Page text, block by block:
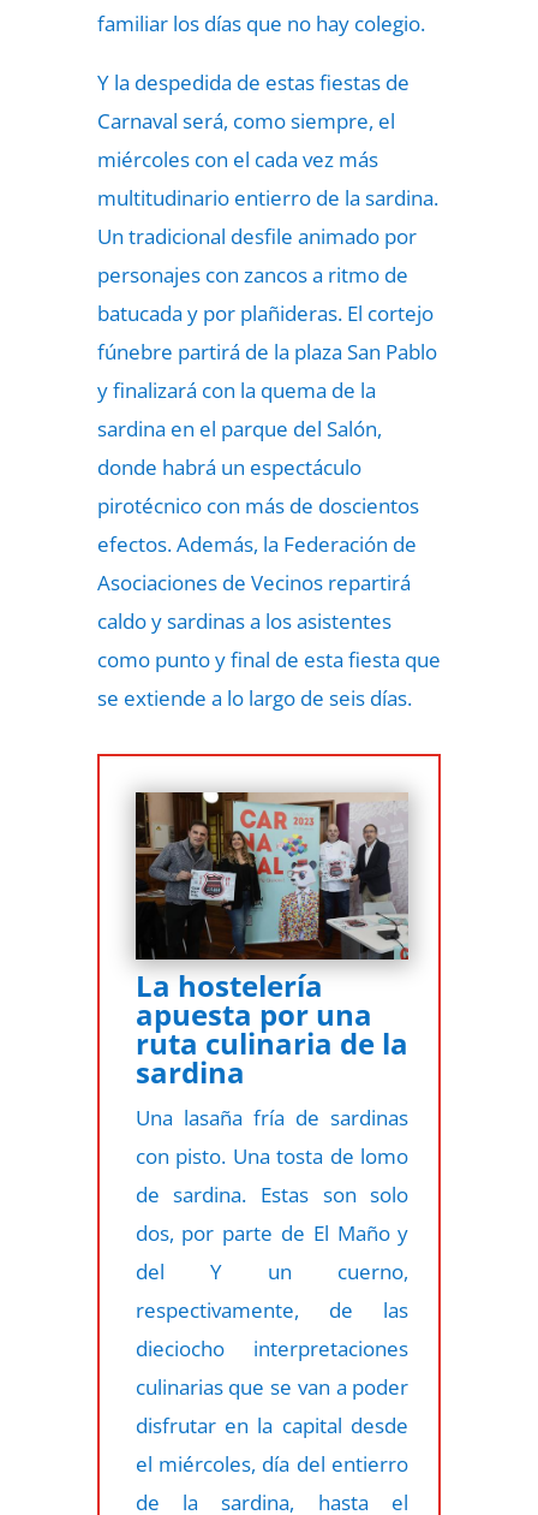
familiar los días que no hay colegio.
Y la despedida de estas fiestas de
Carnaval será, como siempre, el
miércoles con el cada vez más
multitudinario entierro de la sardina.
Un tradicional desfile animado por
personajes con zancos a ritmo de
batucada y por plañideras. El cortejo
fúnebre partirá de la plaza San Pablo
y finalizará con la quema de la
sardina en el parque del Salón,
donde habrá un espectáculo
pirotécnico con más de doscientos
efectos. Además, la Federación de
Asociaciones de Vecinos repartirá
caldo y sardinas a los asistentes
como punto y final de esta fiesta que
se extiende a lo largo de seis días.
La hostelería
apuesta por una
ruta culinaria de la
sardina
Una lasaña fría de sardinas
con pisto. Una tosta de lomo
de sardina. Estas son solo
dos, por parte de El Maño y
del Y un cuerno,
respectivamente, de las
dieciocho interpretaciones
culinarias que se van a poder
disfrutar en la capital desde
el miércoles, día del entierro
de la sardina, hasta el